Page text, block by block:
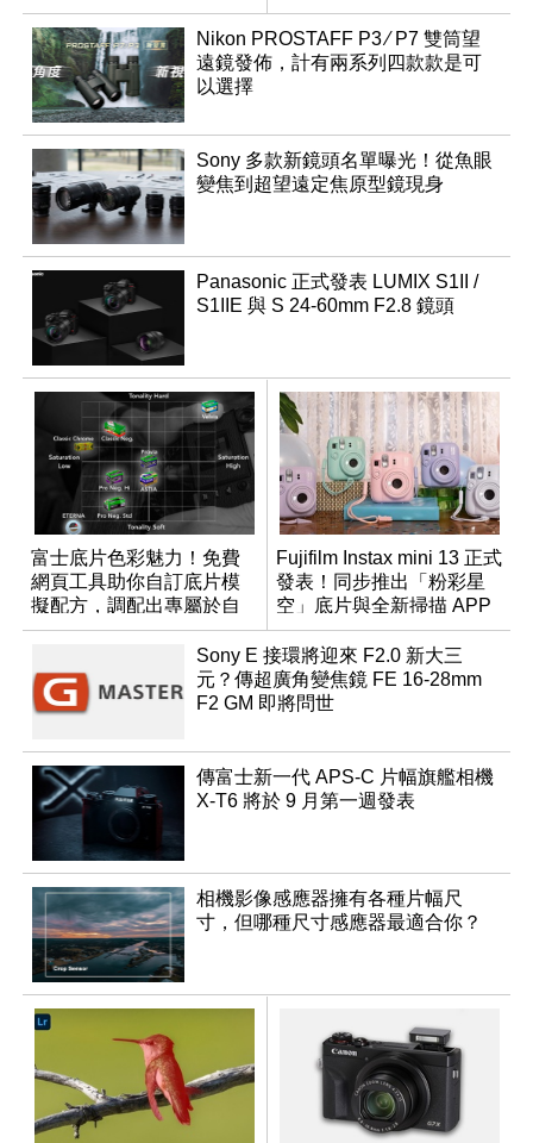
升級成為焦點
Nikon PROSTAFF P3 ∕ P7 雙筒望
遠鏡發佈，計有兩系列四款款是可
以選擇
Sony 多款新鏡頭名單曝光！從魚眼
變焦到超望遠定焦原型鏡現身
Panasonic 正式發表 LUMIX S1II /
S1IIE 與 S 24-60mm F2.8 鏡頭
富士底片色彩魅力！免費
網頁工具助你自訂底片模
擬配方，調配出專屬於自
己的色彩
Fujifilm Instax mini 13 正式
發表！同步推出「粉彩星
空」底片與全新掃描 APP
Sony E 接環將迎來 F2.0 新大三
元？傳超廣角變焦鏡 FE 16-28mm
F2 GM 即將問世
傳富士新一代 APS-C 片幅旗艦相機
X-T6 將於 9 月第一週發表
相機影像感應器擁有各種片幅尺
寸，但哪種尺寸感應器最適合你？